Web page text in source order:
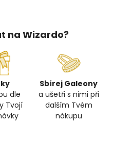
na Wizardo?
dle
Tvojí
Sbírej Galeony
a ušetři s nimi při
dalším Tvém
nákupu